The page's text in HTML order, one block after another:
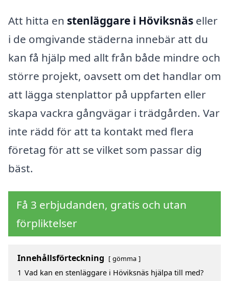
Att hitta en stenläggare i Höviksnäs eller
i de omgivande städerna innebär att du
kan få hjälp med allt från både mindre och
större projekt, oavsett om det handlar om
att lägga stenplattor på uppfarten eller
skapa vackra gångvägar i trädgården. Var
inte rädd för att ta kontakt med flera
företag för att se vilket som passar dig
bäst.
Få 3 erbjudanden, gratis och utan
förpliktelser
Innehållsförteckning gömma
1 Vad kan en stenläggare i Höviksnäs hjälpa till med?